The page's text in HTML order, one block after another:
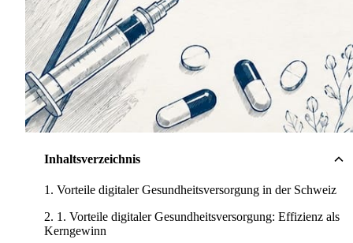
Inhaltsverzeichnis
Vorteile digitaler Gesundheitsversorgung in der Schweiz
1. Vorteile digitaler Gesundheitsversorgung: Effizienz als
Kerngewinn